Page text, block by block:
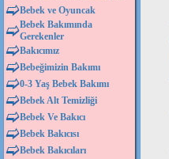
Bebek ve Oyuncak
Bebek Bakımında
Gerekenler
Bakıcımız
Bebeğimizin Bakımı
0-3 Yaş Bebek Bakımı
Bebek Alt Temizliği
Bebek Ve Bakıcı
Bebek Bakıcısı
Bebek Bakıcıları